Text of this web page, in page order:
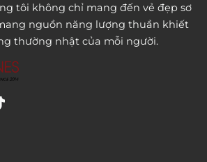
tôi không chỉ mang đến vẻ đẹp sơ
nguồn năng lượng thuần khiết
thường nhật của mỗi người.